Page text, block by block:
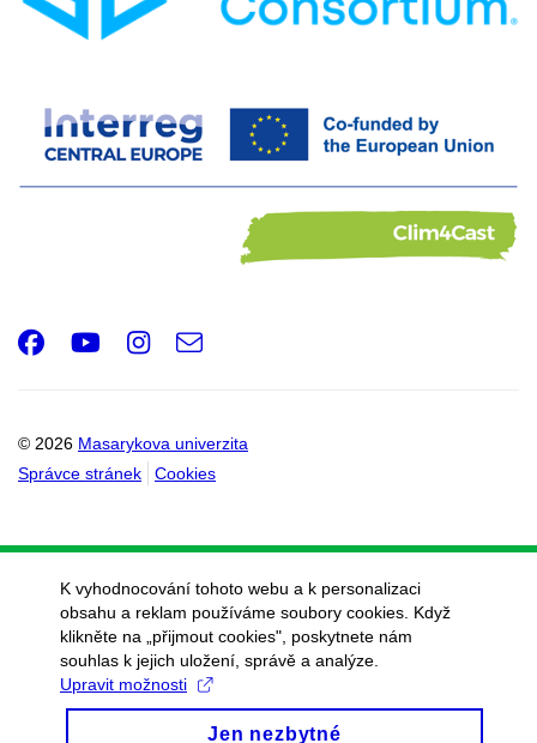
© 2026 Masarykova univerzita
Správce stránek
Cookies
Facebook
Youtube
Instagram
e-
K vyhodnocování tohoto webu a k personalizaci
obsahu a reklam používáme soubory cookies. Když
klikněte na „přijmout cookies", poskytnete nám
souhlas k jejich uložení, správě a analýze.
Upravit možnosti
Jen nezbytné